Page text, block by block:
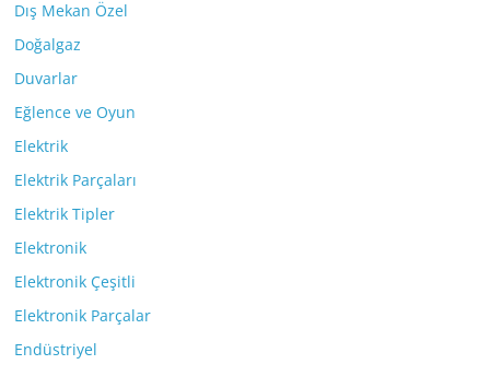
Dış Mekan Özel
Doğalgaz
Duvarlar
Eğlence ve Oyun
Elektrik
Elektrik Parçaları
Elektrik Tipler
Elektronik
Elektronik Çeşitli
Elektronik Parçalar
Endüstriyel